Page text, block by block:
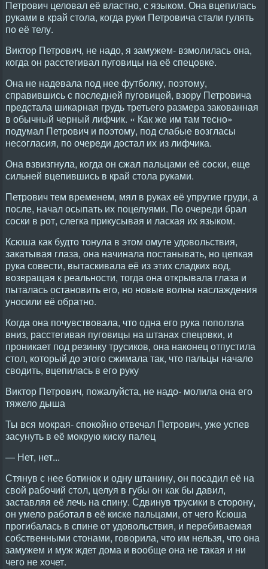
Петрович целовал её властно, с языком. Она вцепилась
руками в край стола, когда руки Петровича стали гулять
по её телу.
Виктор Петрович, не надо, я замужем- взмолилась она,
когда он расстегивал пуговицы на её спецовке.
Она не надевала под нее футболку, поэтому,
справившись с последней пуговицей, взору Петровича
предстала шикарная грудь третьего размера закованная
в обычный черный лифчик. « Как же им там тесно»
подумал Петрович и поэтому, под слабые возгласы
несогласия, по очереди достал их из лифчика.
Она взвизгнула, когда он сжал пальцами её соски, еще
сильней вцепившись в край стола руками.
Петрович тем временем, мял в руках её упругие груди, а
после, начал осыпать их поцелуями. По очереди брал
соски в рот, слегка прикусывая и лаская их языком.
Ксюша как будто тонула в этом омуте удовольствия,
закатывая глаза, она начинала постанывать, но цепкая
рука совести, вытаскивала её из этих сладких вод,
возвращая к реальности, тогда она открывала глаза и
пыталась остановить его, но новые волны наслаждения
уносили её обратно.
Когда она почувствовала, что одна его рука поползла
вниз, расстегивая пуговицы на штанах спецовки, и
проникает под резинку трусиков, она наконец отпустила
стол, который до этого сжимала так, что пальцы начало
сводить, вцепилась в его руку
Виктор Петрович, пожалуйста, не надо- молила она его
тяжело дыша
Ты вся мокрая- спокойно отвечал Петрович, уже успев
засунуть в её мокрую киску палец
— Нет, нет...
Стянув с нее ботинок и одну штанину, он посадил её на
свой рабочий стол, целуя в губы он как бы давил,
заставляя её лечь на спину. Сдвинув трусики в сторону,
он умело работал в её киске пальцами, от чего Ксюша
прогибалась в спине от удовольствия, и перебиваемая
собственными стонами, говорила, что им нельзя, что она
замужем и муж ждет дома и вообще она не такая и ни
чего не хочет.